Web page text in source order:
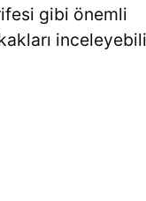
gibi önemli